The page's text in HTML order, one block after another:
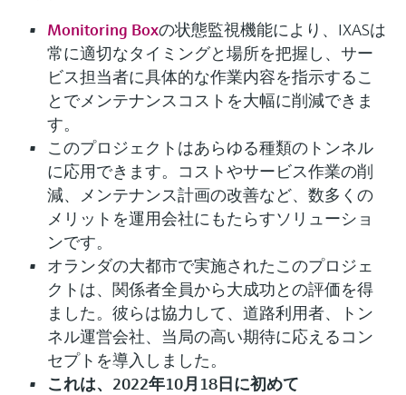
Monitoring Boxの状態監視機能により、IXASは
常に適切なタイミングと場所を把握し、サー
ビス担当者に具体的な作業内容を指示するこ
とでメンテナンスコストを大幅に削減できま
す。
このプロジェクトはあらゆる種類のトンネル
に応用できます。コストやサービス作業の削
減、メンテナンス計画の改善など、数多くの
メリットを運用会社にもたらすソリューショ
ンです。
オランダの大都市で実施されたこのプロジェ
クトは、関係者全員から大成功との評価を得
ました。彼らは協力して、道路利用者、トン
ネル運営会社、当局の高い期待に応えるコン
セプトを導入しました。
これは、2022年10月18日に初めて